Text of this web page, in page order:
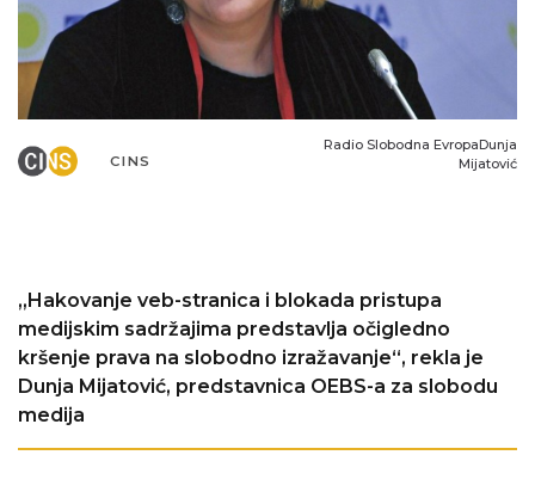
CINS
Radio Slobodna EvropaDunja
Mijatović
„Hakovanje veb-stranica i blokada pristupa
medijskim sadržajima predstavlja očigledno
kršenje prava na slobodno izražavanje“, rekla je
Dunja Mijatović, predstavnica OEBS-a za slobodu
medija